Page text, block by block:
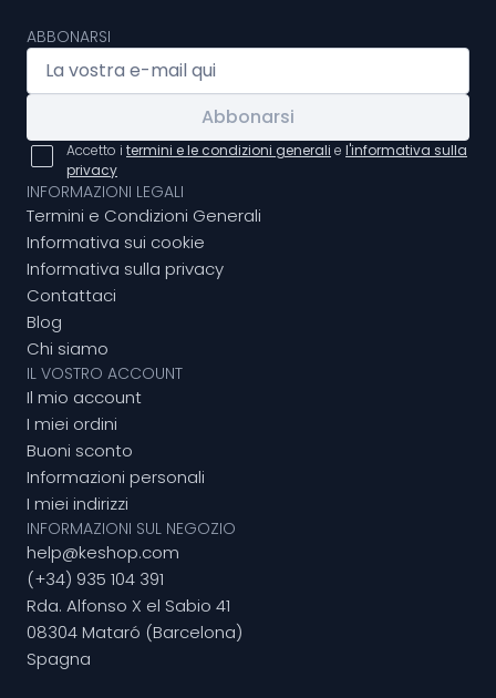
ABBONARSI
Abbonarsi
Accetto i termini e le condizioni generali e l'informativa sulla
privacy
INFORMAZIONI LEGALI
Termini e Condizioni Generali
Informativa sui cookie
Informativa sulla privacy
Contattaci
Blog
Chi siamo
IL VOSTRO ACCOUNT
Il mio account
I miei ordini
Buoni sconto
Informazioni personali
I miei indirizzi
INFORMAZIONI SUL NEGOZIO
help@keshop.com
(+34) 935 104 391
Rda. Alfonso X el Sabio 41
08304 Mataró (Barcelona)
Spagna